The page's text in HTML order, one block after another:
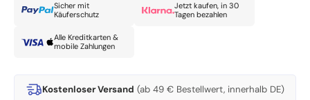
Sicher mit
Käuferschutz
Jetzt kaufen, in 30
Tagen bezahlen
Alle Kreditkarten &
mobile Zahlungen
Kostenloser Versand (ab 49 € Bestellwert, innerhalb DE)